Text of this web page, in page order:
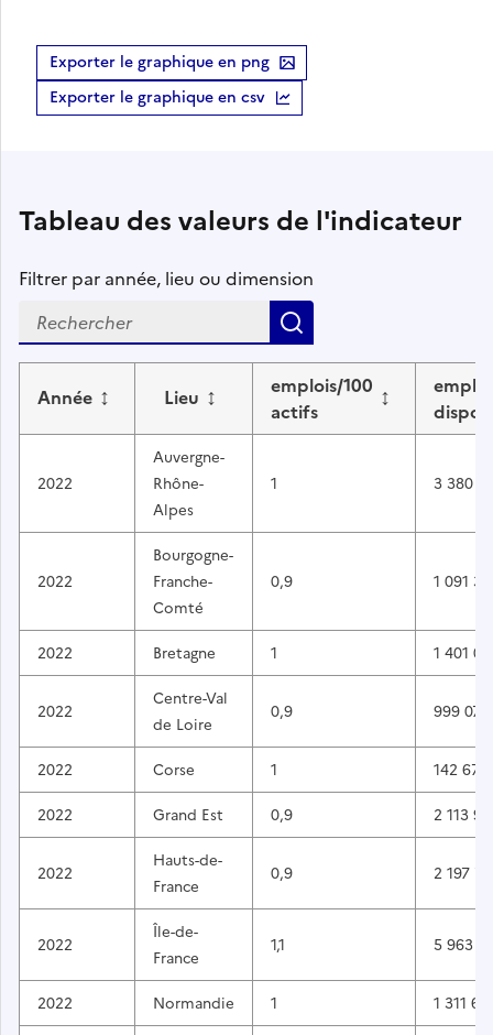
Exporter le graphique en png
Exporter le graphique en csv
Tableau des valeurs de l'indicateur
Filtrer par année, lieu ou dimension
Année ↕ Lieu ↕
emplois/100
actifs
↕
2022
Auvergne-
Rhône-
Alpes
1 3 380
2022
Bourgogne-
Franche-
Comté
0,9 1 091
2022 Bretagne 1 1 401
2022
Centre-Val
de Loire
0,9 999 073
2022 Corse 1 142 670
2022 Grand Est 0,9 2 113
2022
Hauts-de-
France
0,9 2 197
2022
Île-de-
France
1,1 5 963
2022 Normandie 1 1 311